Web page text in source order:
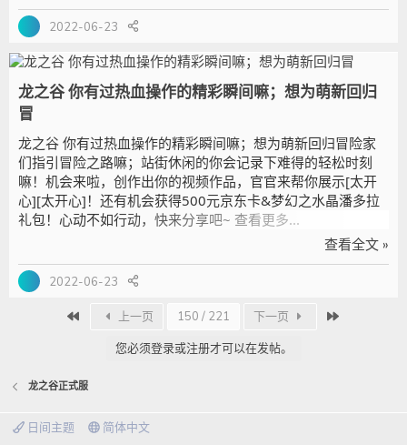
2022-06-23
龙之谷 你有过热血操作的精彩瞬间嘛；想为萌新回归
冒
龙之谷 你有过热血操作的精彩瞬间嘛；想为萌新回归冒险家
们指引冒险之路嘛；站街休闲的你会记录下难得的轻松时刻
嘛！机会来啦，创作出你的视频作品，官官来帮你展示[太开
心][太开心]！还有机会获得500元京东卡&梦幻之水晶潘多拉
礼包！心动不如行动，快来分享吧~ 查看更多...
查看全文 »
2022-06-23
上一页 150 / 221 下一页
您必须登录或注册才可以在发帖。
龙之谷正式服
日间主题 简体中文